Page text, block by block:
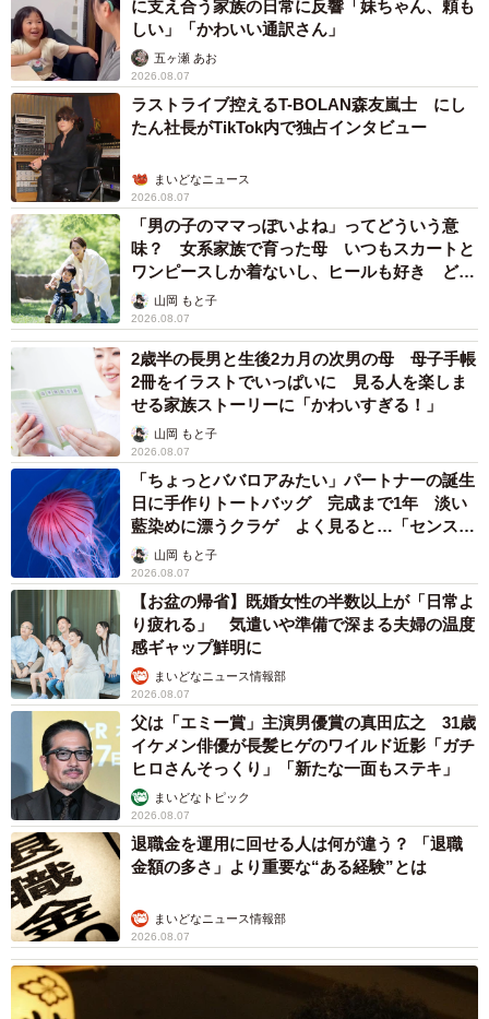
に支え合う家族の日常に反響「妹ちゃん、頼も
しい」「かわいい通訳さん」
五ヶ瀬 あお
2026.08.07
ラストライブ控えるT-BOLAN森友嵐士 にし
たん社長がTikTok内で独占インタビュー
まいどなニュース
2026.08.07
「男の子のママっぽいよね」ってどういう意
味？ 女系家族で育った母 いつもスカートと
ワンピースしか着ないし、ヒールも好き どの
へんが…
山岡 もと子
2026.08.07
2歳半の長男と生後2カ月の次男の母 母子手帳
2冊をイラストでいっぱいに 見る人を楽しま
せる家族ストーリーに「かわいすぎる！」
山岡 もと子
2026.08.07
「ちょっとババロアみたい」パートナーの誕生
日に手作りトートバッグ 完成まで1年 淡い
藍染めに漂うクラゲ よく見ると…「センスす
ごい」山岡 もと子
2026.08.07
【お盆の帰省】既婚女性の半数以上が「日常よ
り疲れる」 気遣いや準備で深まる夫婦の温度
感ギャップ鮮明に
まいどなニュース情報部
2026.08.07
父は「エミー賞」主演男優賞の真田広之 31歳
イケメン俳優が長髪ヒゲのワイルド近影「ガチ
ヒロさんそっくり」「新たな一面もステキ」
まいどなトピック
2026.08.07
退職金を運用に回せる人は何が違う？ 「退職
金額の多さ」より重要な“ある経験”とは
まいどなニュース情報部
2026.08.07